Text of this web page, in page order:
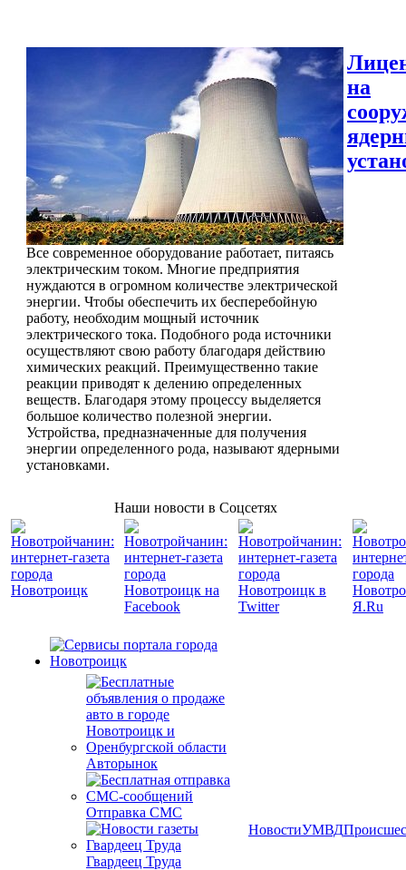
Все современное оборудование работает, питаясь
электрическим током. Многие предприятия
нуждаются в огромном количестве электрической
энергии. Чтобы обеспечить их бесперебойную
работу, необходим мощный источник
электрического тока. Подобного рода источники
осуществляют свою работу благодаря действию
химических реакций. Преимущественно такие
реакции приводят к делению определенных
веществ. Благодаря этому процессу выделяется
большое количество полезной энергии.
Устройства, предназначенные для получения
энергии определенного рода, называют ядерными
установками.
на
Наши новости в Соцсетях
Авторынок
Отправка СМС
Гвардеец Труда
НовостиУМВД